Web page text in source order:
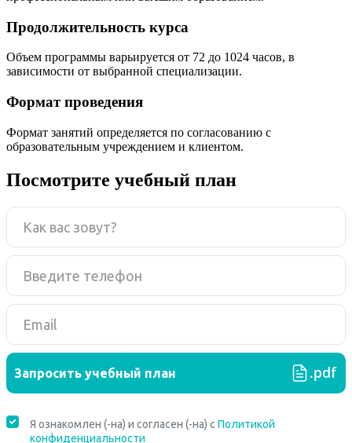
Продолжительность курса
Объем программы варьируется от 72 до 1024 часов, в
зависимости от выбранной специализации.
Формат проведения
Формат занятий определяется по согласованию с
образовательным учреждением и клиентом.
Посмотрите учебный план